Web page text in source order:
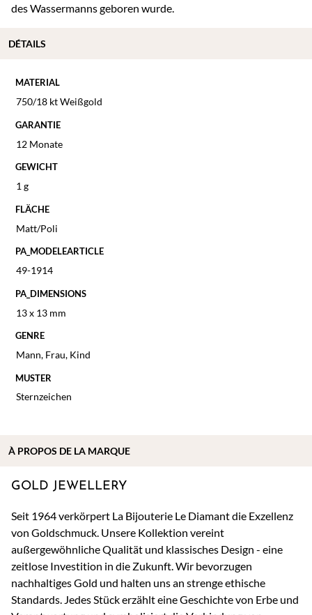
des Wassermanns geboren wurde.
MATERIAL
750/18 kt Weißgold
GARANTIE
12 Monate
GEWICHT
1 g
FLÄCHE
Matt/Poli
PA_MODELEARTICLE
49-1914
PA_DIMENSIONS
13 x 13 mm
GENRE
Mann, Frau, Kind
MUSTER
Sternzeichen
GOLD JEWELLERY
Seit 1964 verkörpert La Bijouterie Le Diamant die Exzellenz
von Goldschmuck. Unsere Kollektion vereint
außergewöhnliche Qualität und klassisches Design - eine
zeitlose Investition in die Zukunft. Wir bevorzugen
nachhaltiges Gold und halten uns an strenge ethische
Standards. Jedes Stück erzählt eine Geschichte von Erbe und
DÉTAILS
À PROPOS DE LA MARQUE